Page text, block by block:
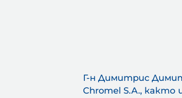
Г-н Димитрис
Chromel S.A.,